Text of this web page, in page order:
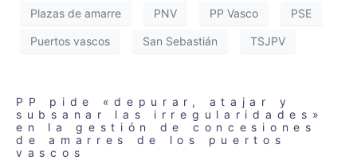
Plazas de amarre PNV PP Vasco PSE
Puertos vascos San Sebastián TSJPV
PP pide «depurar, atajar y
subsanar las irregularidades»
en la gestión de concesiones
de amarres de los puertos
vascos